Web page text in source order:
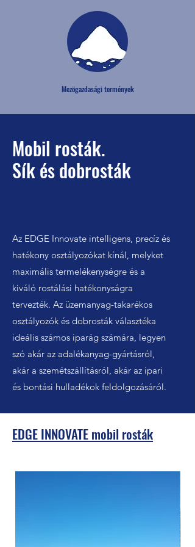
Mezögazdasági termények
Mobil rosták.
Sík és dobrosták
Az EDGE Innovate intelligens, precíz és
hatékony osztályozókat kínál, melyket
maximális termelékenységre és a
kiváló rostálási hatékonyságra
tervezték. Az üzemanyag-takarékos
osztályozók és dobrosták választéka
ideális számos iparág számára, legyen
szó akár az adalékanyag-gyártásról,
akár a szemétszállításról, akár az ipari
és bontási hulladékok feldolgozásáról.
EDGE INNOVATE mobil rosták